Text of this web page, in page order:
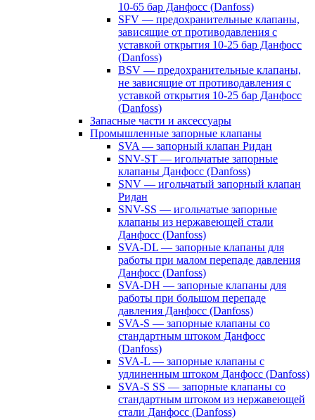
10-65 бар Данфосс (Danfoss)
SFV — предохранительные клапаны,
зависящие от противодавления с
уставкой открытия 10-25 бар Данфосс
(Danfoss)
BSV — предохранительные клапаны,
не зависящие от противодавления с
уставкой открытия 10-25 бар Данфосс
(Danfoss)
Запасные части и аксессуары
Промышленные запорные клапаны
SVA — запорный клапан Ридан
SNV-ST — игольчатые запорные
клапаны Данфосс (Danfoss)
SNV — игольчатый запорный клапан
Ридан
SNV-SS — игольчатые запорные
клапаны из нержавеющей стали
Данфосс (Danfoss)
SVA-DL — запорные клапаны для
работы при малом перепаде давления
Данфосс (Danfoss)
SVA-DH — запорные клапаны для
работы при большом перепаде
давления Данфосс (Danfoss)
SVA-S — запорные клапаны со
стандартным штоком Данфосс
(Danfoss)
SVA-L — запорные клапаны с
удлиненным штоком Данфосс (Danfoss)
SVA-S SS — запорные клапаны со
стандартным штоком из нержавеющей
стали Данфосс (Danfoss)